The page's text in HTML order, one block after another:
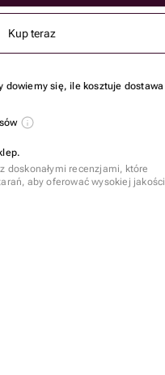
Kup teraz
dowiemy się, ile kosztuje dostawa
doskonałymi recenzjami, które
aby oferować wysokiej jakości